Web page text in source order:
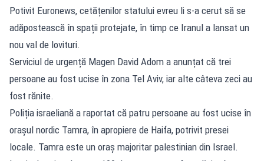
Potivit Euronews, cetățenilor statului evreu li s-a cerut să se
adăpostească în spații protejate, în timp ce Iranul a lansat un
nou val de lovituri.
Serviciul de urgență Magen David Adom a anunțat că trei
persoane au fost ucise în zona Tel Aviv, iar alte câteva zeci au
fost rănite.
Poliția israeliană a raportat că patru persoane au fost ucise în
orașul nordic Tamra, în apropiere de Haifa, potrivit presei
locale. Tamra este un oraș majoritar palestinian din Israel.